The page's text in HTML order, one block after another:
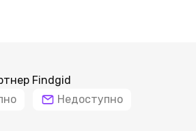
Findgid
Недоступно